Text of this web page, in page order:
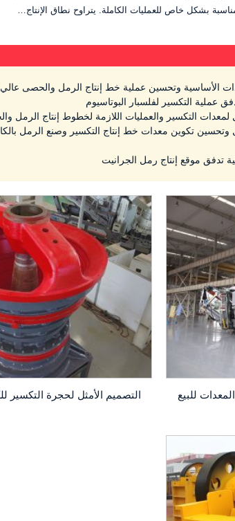
بشكل خاص للعمليات الكاملة. يتراوح نطاق الإنتاج…
الأساسية وتحسين عملية خط إنتاج الرمل والحصى
عملية التكسير لفلسبار البوتاسيوم
التكسير والعمليات اللازمة لخطوط إنتاج الرمل
تكوين معدات خط إنتاج التكسير وصنع الرمل
تدفق موقع إنتاج رمل الجرانيت